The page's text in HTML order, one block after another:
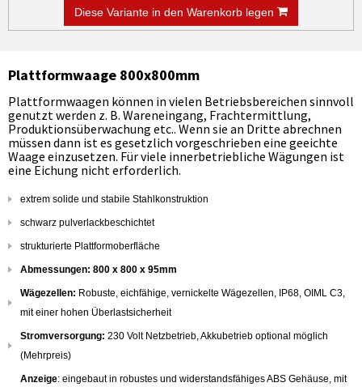
Diese Variante in den Warenkorb legen
Plattformwaage 800x800mm
Plattformwaagen können in vielen Betriebsbereichen sinnvoll
genutzt werden z. B. Wareneingang, Frachtermittlung,
Produktionsüberwachung etc.. Wenn sie an Dritte abrechnen
müssen dann ist es gesetzlich vorgeschrieben eine geeichte
Waage einzusetzen. Für viele innerbetriebliche Wägungen ist
eine Eichung nicht erforderlich.
extrem solide und stabile Stahlkonstruktion
schwarz pulverlackbeschichtet
strukturierte Plattformoberfläche
Abmessungen: 800 x 800 x 95mm
Wägezellen: Robuste, eichfähige, vernickelte Wägezellen, IP68, OIML C3,
mit einer hohen Überlastsicherheit
Stromversorgung: 230 Volt Netzbetrieb, Akkubetrieb optional möglich
(Mehrpreis)
Anzeige: eingebaut in robustes und widerstandsfähiges ABS Gehäuse, mit